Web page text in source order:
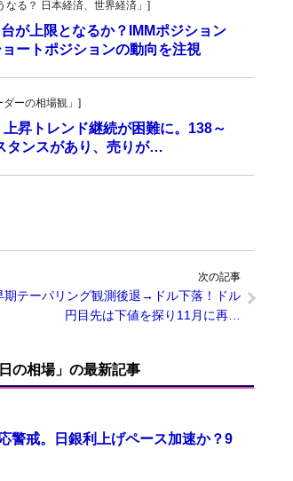
る？ 日本経済、世界経済」]
が上限となるか？IMMポジション
ートポジションの動向を注視
ーの相場観」]
昇トレンド継続が困難に。138～
タンスがあり、売りが…
次の記事
期テーパリング観測後退→ドル下落！ドル
円目先は下値を探り11月に再…
の相場」の最新記事
警戒。日銀利上げペース加速か？9